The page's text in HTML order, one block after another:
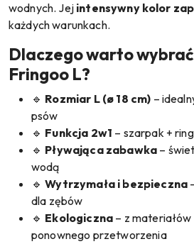
wodnych. Jej intensywny kolor
każdych warunkach.
Dlaczego warto
Fringoo L?
🔹 Rozmiar L (ø 18 cm) –
psów
🔹 Funkcja 2w1 – szarpak +
🔹 Pływająca zabawka –
wodą
🔹Wytrzymała i bezpieczna
dla zębów
🔹 Ekologiczna – z
ponownego przetworzenia